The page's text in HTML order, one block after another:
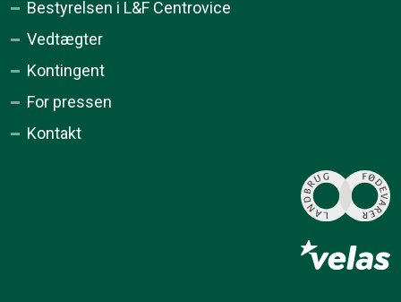
Bestyrelsen i L&F Centrovice
Vedtægter
Kontingent
For pressen
Kontakt